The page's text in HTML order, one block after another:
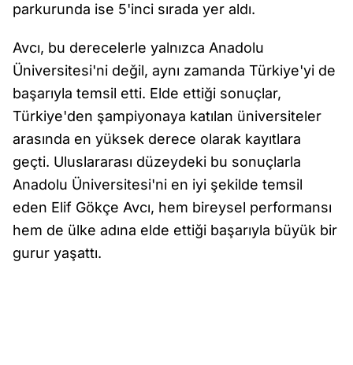
parkurunda ise 5'inci sırada yer aldı.
Avcı, bu derecelerle yalnızca Anadolu
Üniversitesi'ni değil, aynı zamanda Türkiye'yi de
başarıyla temsil etti. Elde ettiği sonuçlar,
Türkiye'den şampiyonaya katılan üniversiteler
arasında en yüksek derece olarak kayıtlara
geçti. Uluslararası düzeydeki bu sonuçlarla
Anadolu Üniversitesi'ni en iyi şekilde temsil
eden Elif Gökçe Avcı, hem bireysel performansı
hem de ülke adına elde ettiği başarıyla büyük bir
gurur yaşattı.